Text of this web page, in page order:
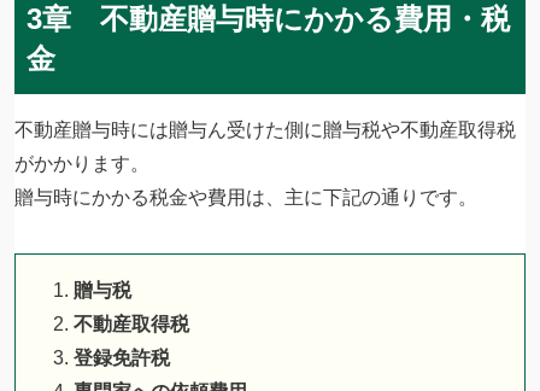
3章 不動産贈与時にかかる費用・税
金
不動産贈与時には贈与ん受けた側に贈与税や不動産取得税
がかかります。
贈与時にかかる税金や費用は、主に下記の通りです。
贈与税
不動産取得税
登録免許税